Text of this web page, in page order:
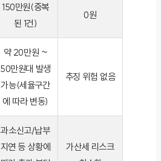
150만원(중복
된 1건)
0원
약 20만원 ~
50만원대 발생
가능(세율구간
에 따라 변동)
추징 위험 없음
과소신고/납부
지연 등 상황에
가산세 리스크